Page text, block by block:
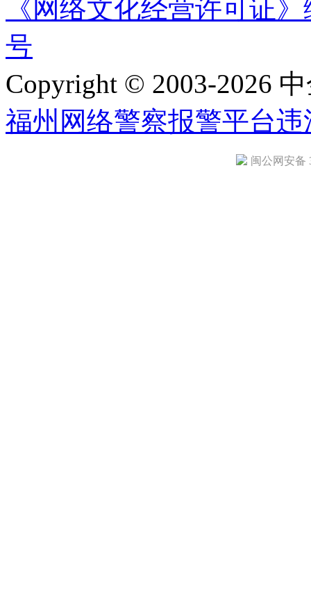
《网络文化经营许可证
号
Copyright © 2003-2026
福州网络警察报警平台违
闽公网安备